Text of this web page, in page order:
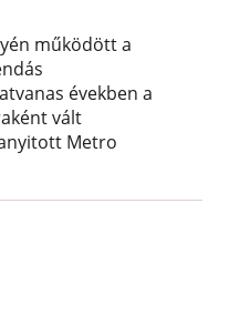
működött a
években a
vált
Metro